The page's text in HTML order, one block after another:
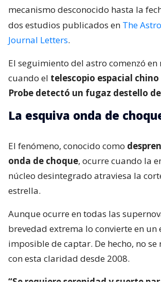
mecanismo desconocido hasta la
dos estudios publicados en The
Journal Letters.
El seguimiento del astro comenzó
cuando el telescopio espacial
Probe detectó un fugaz destello
La esquiva onda de
El fenómeno, conocido como
onda de choque, ocurre cuando la
núcleo desintegrado atraviesa la
estrella.
Aunque ocurre en todas las
brevedad extrema lo convierte en un
imposible de captar. De hecho, no
con esta claridad desde 2008.
“Se requiere serenidad y suerte